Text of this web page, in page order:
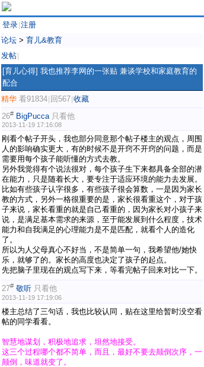
登录 注册
论坛 > 育儿&教育
发帖
[育儿心得] 我也推荐李网的一张贴 兼谈学校和家庭教育的
配合
精华 看91834 回567 收藏
26# BigPucca 只看他
2013-11-19 17:16:08
刚看个帖子开头，我也部分同意那个帖子楼主的观点，周围
人的影响确实更大，有的时候不是开窍不开窍的问题，而是
需要用每个孩子能听懂的方式去教。
另外我觉得有个说法很对，每个孩子生下来都具备全部的潜
在能力，只是随着长大，要专注于适应环境的能力去发展。
比如有些孩子认字很多，有些孩子很会算数，一是因为家长
教的方式，另外一格很重要的是，家长很看重这个，对于孩
子来说，家长看重的就是自己看重的，因为家长对小孩子来
说，是满足基本需求的来源，至于能发展到什么程度，技术
能力和自我满足的心理能力是不是匹配，就看个人的造化
了。
所以为人父母真心不好当，不是简单一句，我希望他/她快
乐，就够了的。家长的高度也决定了孩子的起点。
先把脑子里现在的观点写下来，等看完帖子回来对比一下。
27# 敬听 只看他
2013-11-19 17:19:06
楼主总结了三句话，我也比较认同，贴在这里给暂时没空看
帖的同学看看。
智慧地谋划，积极地追求，坦然地接受。
这三个过程哪个都不简单，而且，最好不要去颠倒次序，一
颠倒，味道就变了。